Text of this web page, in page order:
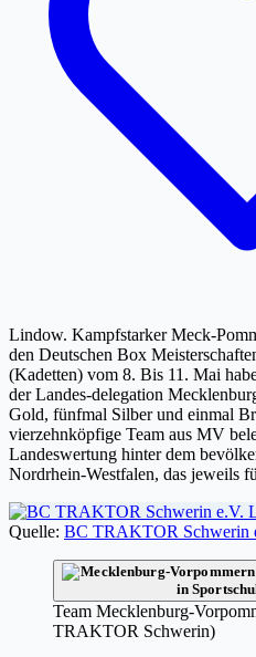
Lindow. Kampfstarker Meck-
den Deutschen Box
(Kadetten) vom 8. Bis 11. Mai
der Landes-delegation
Gold, fünfmal Silber und einmal
vierzehnköpfige Team aus MV
Landeswertung hinter dem
Nordrhein-Westfalen, das jeweils
Quelle: BC TRAKTOR Schwerin
Team Mecklenburg-
TRAKTOR Schwerin)